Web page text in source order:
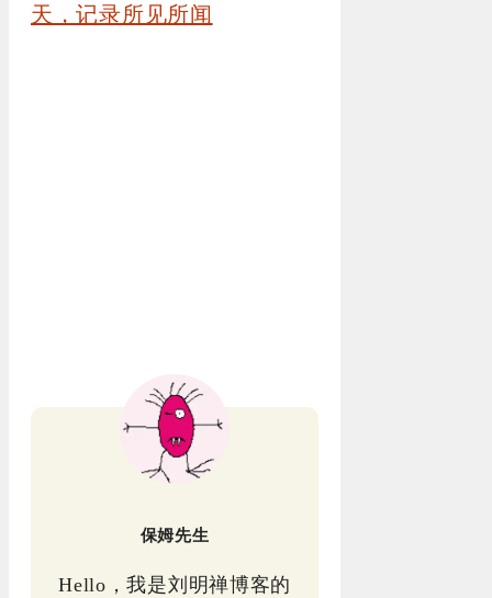
天，记录所见所闻
保姆先生
Hello，我是刘明禅博客的